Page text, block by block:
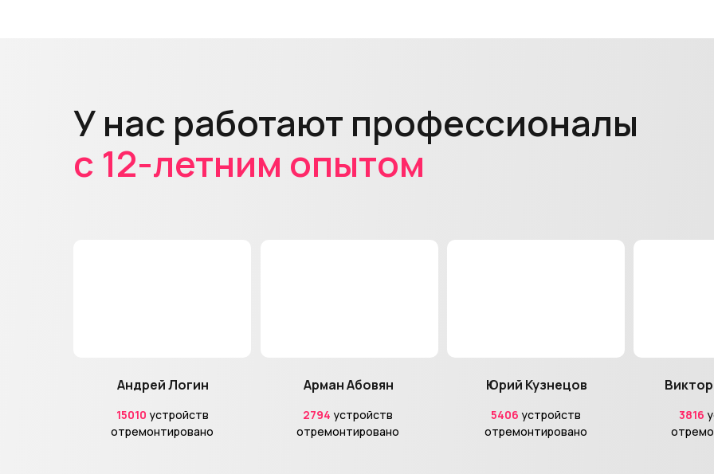
У нас работают профессионалы
с 12-летним опытом
Андрей Логин Арман Абовян Юрий Кузнецов
15010 устройств
отремонтировано
2794 устройств
отремонтировано
5406 устройств
отремонтировано
3816